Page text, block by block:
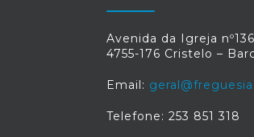
Avenida da Igreja nº136
4755-176 Cristelo –
Email:
Telefone: 253 851 318